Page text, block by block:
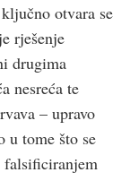
otvara se
rješenje
drugima
nesreća te
– upravo
u tome što se